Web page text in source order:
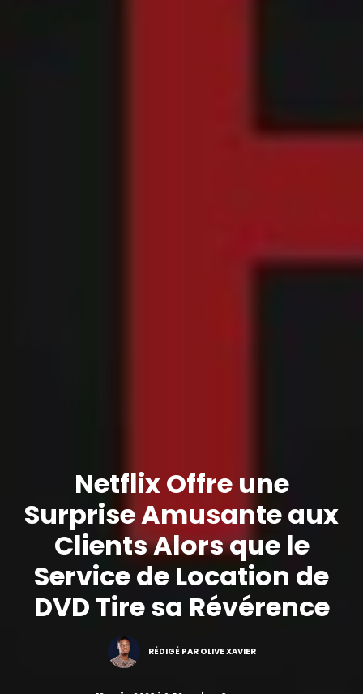
Netflix Offre une
Surprise Amusante aux
Clients Alors que le
Service de Location de
DVD Tire sa Révérence
RÉDIGÉ PAR OLIVE XAVIER